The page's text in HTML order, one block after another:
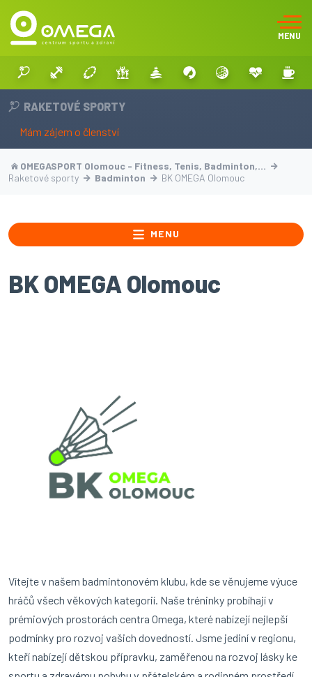
MENU
RAKETOVÉ SPORTY
Mám zájem o členství
OMEGASPORT Olomouc - Fitness, Tenis, Badminton,…
Raketové sporty
Badminton BK OMEGA Olomouc
MENU
BK OMEGA Olomouc
Vítejte v našem badmintonovém klubu, kde se věnujeme výuce
hráčů všech věkových kategorií. Naše tréninky probíhají v
prémiových prostorách centra Omega, které nabízejí nejlepší
podmínky pro rozvoj vašich dovedností. Jsme jediní v regionu,
kteří nabízejí dětskou přípravku, zaměřenou na rozvoj lásky ke